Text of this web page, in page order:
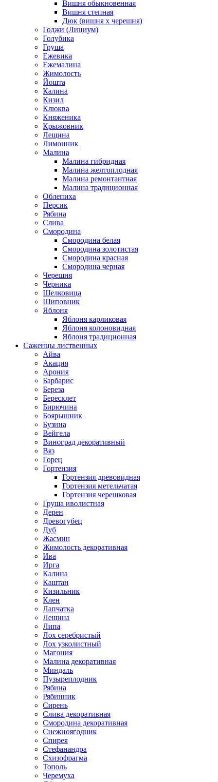
Вишня обыкновенная
Вишня степная
Дюк (вишня х черешня)
Годжи (Лициум)
Голубика
Груша
Ежевика
Ежемалина
Жимолость
Йошта
Калина
Кизил
Клюква
Княженика
Крыжовник
Лещина
Лимонник
Малина
Малина гибридная
Малина желтоплодная
Малина ремонтантная
Малина традиционная
Облепиха
Персик
Рябина
Слива
Смородина
Смородина белая
Смородина золотистая
Смородина красная
Смородина черная
Черешня
Черника
Шелковица
Шиповник
Яблоня
Яблоня карликовая
Яблоня колоновидная
Яблоня традиционная
Саженцы лиственных
Айва
Акация
Арония
Барбарис
Береза
Бересклет
Бирючина
Боярышник
Бузина
Вейгела
Виноград декоративный
Вяз
Горец
Гортензия
Гортензия древовидная
Гортензия метельчатая
Гортензия черешковая
Груша иволистная
Дерен
Древогубец
Дуб
Жасмин
Жимолость декоративная
Ива
Ирга
Калина
Каштан
Кизильник
Клен
Лапчатка
Лещина
Липа
Лох серебристый
Лох узколистный
Магония
Малина декоративная
Миндаль
Пузыреплодник
Рябина
Рябинник
Сирень
Слива декоративная
Смородина декоративная
Снежноягодник
Спирея
Стефанандра
Схизофрагма
Тополь
Черемуха